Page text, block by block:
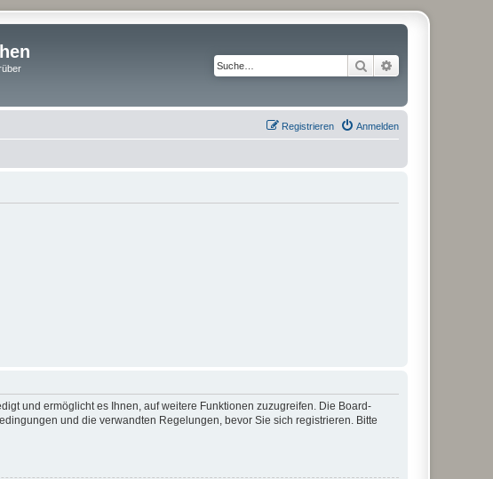
Suche
Anmelden
Registrieren
und ermöglicht es Ihnen, auf weitere Funktionen zuzugreifen. Die Board-
und die verwandten Regelungen, bevor Sie sich registrieren. Bitte